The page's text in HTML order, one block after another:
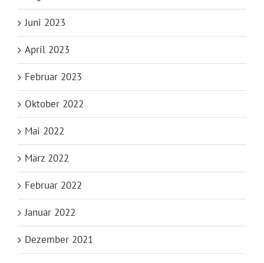
Juni 2023
April 2023
Februar 2023
Oktober 2022
Mai 2022
März 2022
Februar 2022
Januar 2022
Dezember 2021